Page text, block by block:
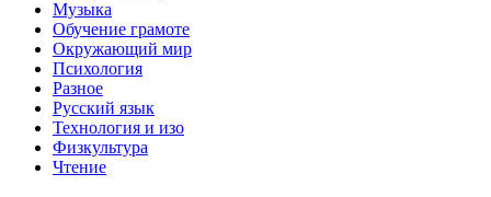
Музыка
Обучение грамоте
Окружающий мир
Психология
Разное
Русский язык
Технология и изо
Физкультура
Чтение